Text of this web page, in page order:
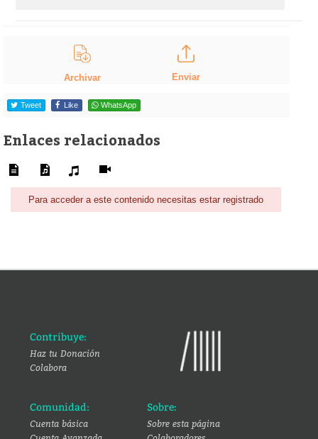
Archivar Enviar
Tweet Like WhatsApp
Enlaces relacionados
Para acceder a este contenido necesitas estar registrado
Contribuye:
Haz tu Donación
Colabora
Comunidad:
Cuenta básica
Sobre:
Sobre esta página